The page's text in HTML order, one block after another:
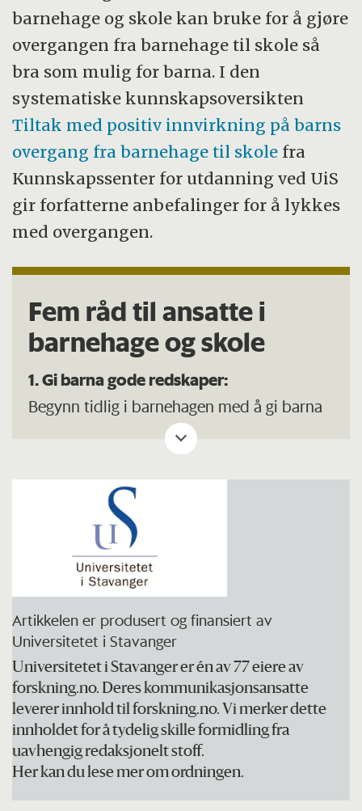
barnehage og skole kan bruke for å gjøre
overgangen fra barnehage til skole så
bra som mulig for barna. I den
systematiske kunnskapsoversikten
Tiltak med positiv innvirkning på barns
overgang fra barnehage til skole fra
Kunnskapssenter for utdanning ved UiS
gir forfatterne anbefalinger for å lykkes
med overgangen.
Fem råd til ansatte i
barnehage og skole
1. Gi barna gode redskaper:
Begynn tidlig i barnehagen med å gi barna
redskaper de trenger resten av livet. De bør
kjenne at de har med seg en glede og en
forventning når de skal gå over til neste
nivå. Disse redskapene bør bestå av god
sosial kompetanse, godt språk og gode
matematikk-kunnskaper.
2. God kommunikasjon:
Sørg for at det er etablert en god
kommunikasjon mellom barnehagen og
skolen. Det er mye man kan lære av
hverandre. Både når det gjelder å
overlevere informasjon om hvilke barn vi
Artikkelen er produsert og finansiert av
Universitetet i Stavanger
Universitetet i Stavanger er én av 77 eiere av
forskning.no. Deres kommunikasjonsansatte
leverer innhold til forskning.no. Vi merker dette
innholdet for å tydelig skille formidling fra
uavhengig redaksjonelt stoff.
Her kan du lese mer om ordningen.